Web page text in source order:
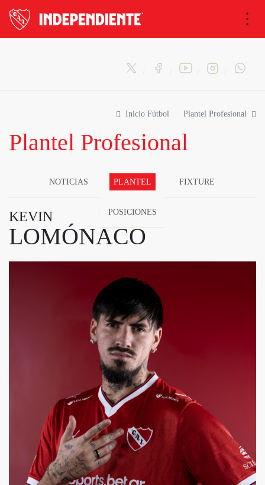
Plantel Profesional
Inicio Fútbol
Plantel Profesional
NOTICIAS PLANTEL FIXTURE
POSICIONES
KEVIN
LOMÓNACO